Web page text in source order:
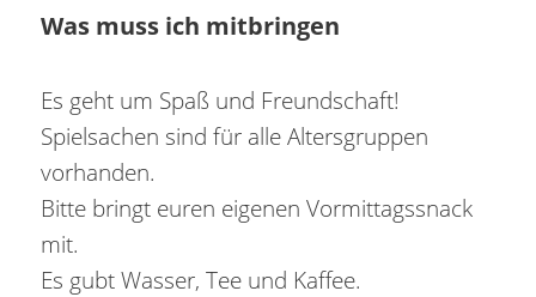
Was muss ich mitbringen
Es geht um Spaß und Freundschaft!
Spielsachen sind für alle Altersgruppen
vorhanden.
Bitte bringt euren eigenen Vormittagssnack
mit.
Es gubt Wasser, Tee und Kaffee.